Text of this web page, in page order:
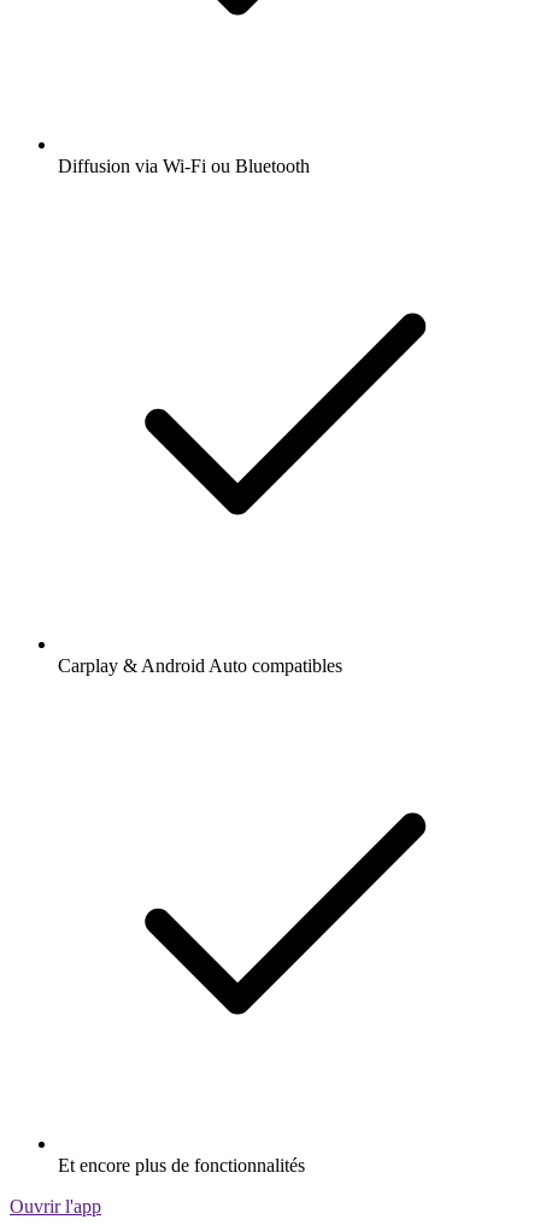
Diffusion via Wi-Fi ou Bluetooth
Carplay & Android Auto compatibles
Et encore plus de fonctionnalités
Ouvrir l'app